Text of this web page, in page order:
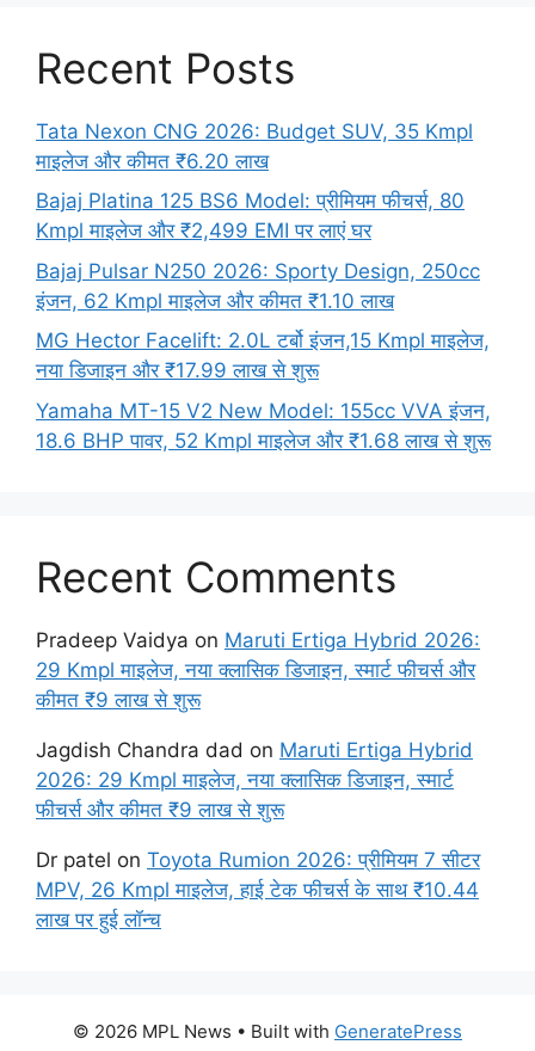
Recent Posts
Tata Nexon CNG 2026: Budget SUV, 35 Kmpl
माइलेज और कीमत ₹6.20 लाख
Bajaj Platina 125 BS6 Model: प्रीमियम फीचर्स, 80
Kmpl माइलेज और ₹2,499 EMI पर लाएं घर
Bajaj Pulsar N250 2026: Sporty Design, 250cc
इंजन, 62 Kmpl माइलेज और कीमत ₹1.10 लाख
MG Hector Facelift: 2.0L टर्बो इंजन,15 Kmpl माइलेज,
नया डिजाइन और ₹17.99 लाख से शुरू
Yamaha MT-15 V2 New Model: 155cc VVA इंजन,
18.6 BHP पावर, 52 Kmpl माइलेज और ₹1.68 लाख से शुरू
Recent Comments
Pradeep Vaidya on Maruti Ertiga Hybrid 2026:
29 Kmpl माइलेज, नया क्लासिक डिजाइन, स्मार्ट फीचर्स और
कीमत ₹9 लाख से शुरू
Jagdish Chandra dad on Maruti Ertiga Hybrid
2026: 29 Kmpl माइलेज, नया क्लासिक डिजाइन, स्मार्ट
फीचर्स और कीमत ₹9 लाख से शुरू
Dr patel on Toyota Rumion 2026: प्रीमियम 7 सीटर
MPV, 26 Kmpl माइलेज, हाई टेक फीचर्स के साथ ₹10.44
लाख पर हुई लॉन्च
© 2026 MPL News • Built with GeneratePress